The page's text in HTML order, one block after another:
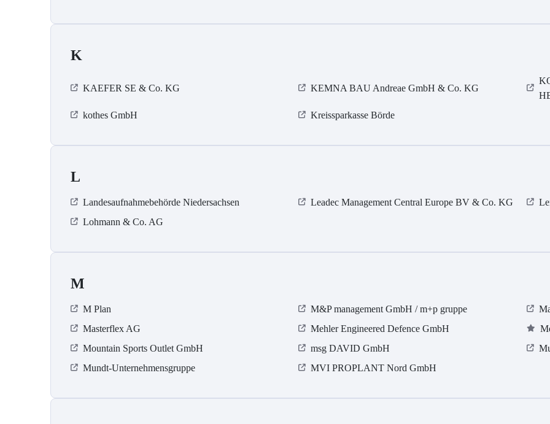
K
KAEFER SE & Co. KG KEMNA BAU Andreae GmbH & Co. KG
kothes GmbH
Kreissparkasse Börde
L
Landesaufnahmebehörde Niedersachsen Leadec Management Central Europe BV & Co. KG
Lohmann & Co. AG
M
M Plan M&P management GmbH / m+p gruppe
Masterflex AG
Mehler Engineered Defence GmbH
Mountain Sports Outlet GmbH
msg DAVID GmbH
Mundt-Unternehmensgruppe
MVI PROPLANT Nord GmbH